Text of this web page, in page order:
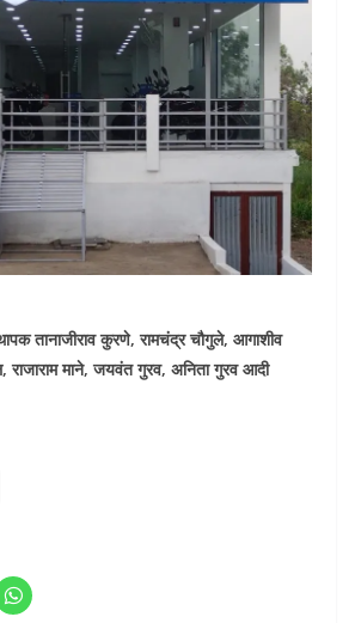
तानाजीराव कुरणे, रामचंद्र चौगुले, आगाशीव
राजाराम माने, जयवंत गुरव, अनिता गुरव आदी
C
l